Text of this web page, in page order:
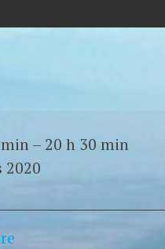
– 20 h 30 min
2020